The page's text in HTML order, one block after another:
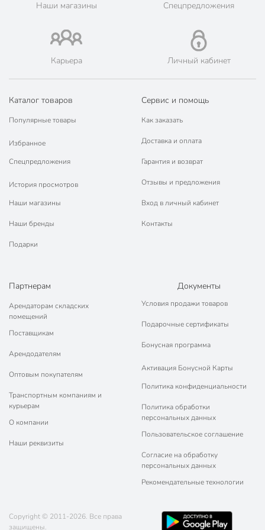
Габариты упаковки
31 x 14 x 14 см
Наши магазины Спецпредложения
Карьера Личный кабинет
Каталог товаров
Популярные товары
Избранное
Спецпредложения
История просмотров
Наши магазины
Наши бренды
Подарки
Сервис и помощь
Как заказать
Доставка и оплата
Гарантия и возврат
Отзывы и предложения
Вход в личный кабинет
Контакты
Партнерам
Арендаторам складских
помещений
Поставщикам
Арендодателям
Оптовым покупателям
Транспортным компаниям и
курьерам
О компании
Наши реквизиты
Документы
Условия продажи товаров
Подарочные сертификаты
Бонусная программа
Активация Бонусной Карты
Политика конфиденциальности
Политика обработки
персональных данных
Пользовательское соглашение
Согласие на обработку
персональных данных
Рекомендательные технологии
Copyright © 2011-2026. Все права
защищены.